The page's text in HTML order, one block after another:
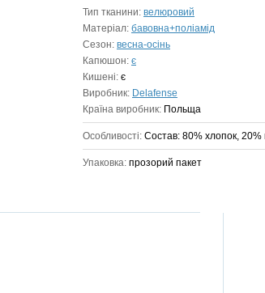
Тип тканини: велюровий
Матеріал: бавовна+поліамід
Сезон: весна-осінь
Капюшон: є
Кишені: є
Виробник: Delafense
Країна виробник: Польща
Особливості: Состав: 80% хлопок,
Упаковка: прозорий пакет